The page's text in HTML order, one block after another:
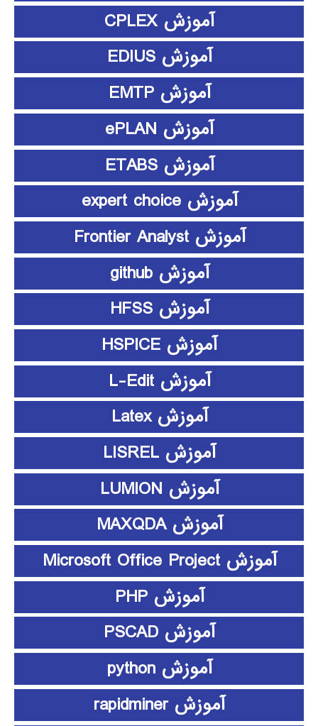
آموزش CPLEX
آموزش EDIUS
آموزش EMTP
آموزش ePLAN
آموزش ETABS
آموزش expert choice
آموزش Frontier Analyst
آموزش github
آموزش HFSS
آموزش HSPICE
آموزش L-Edit
آموزش Latex
آموزش LISREL
آموزش LUMION
آموزش MAXQDA
آموزش Microsoft Office Project
آموزش PHP
آموزش PSCAD
آموزش python
آموزش rapidminer